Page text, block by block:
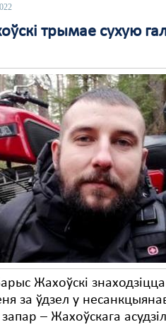
трымае сухую
Жахоўскі
за ўдзел у
– Жахоўскага